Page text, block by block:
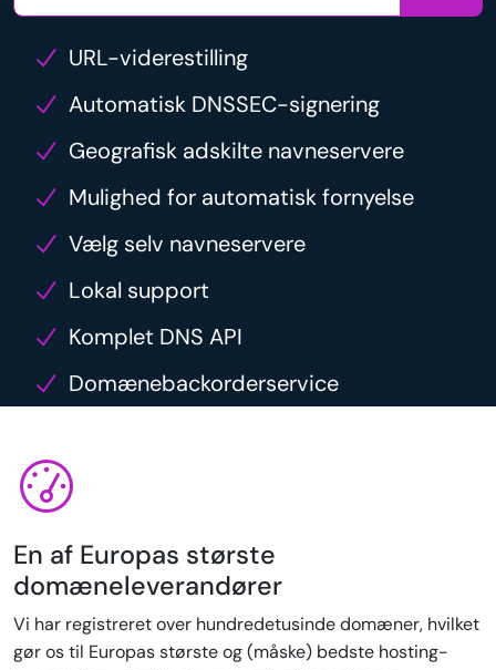
URL-viderestilling
Automatisk DNSSEC-signering
Geografisk adskilte navneservere
Mulighed for automatisk fornyelse
Vælg selv navneservere
Lokal support
Komplet DNS API
Domænebackorderservice
En af Europas største
domæneleverandører
Vi har registreret over hundredetusinde domæner, hvilket
gør os til Europas største og (måske) bedste hosting-